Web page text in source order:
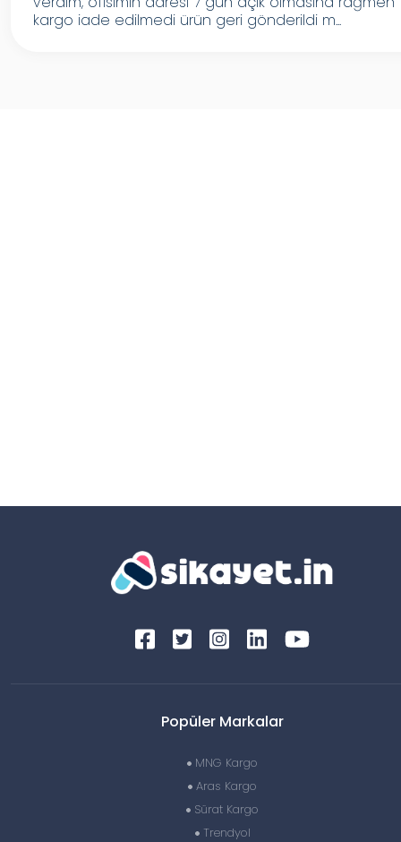
kargo iade edilmedi ürün geri gönderildi m...
Popüler Markalar
MNG Kargo
Aras Kargo
Sürat Kargo
Trendyol